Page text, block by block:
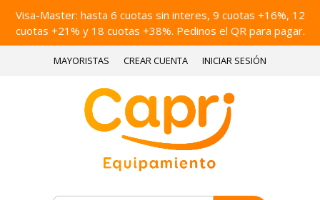
Visa-Master: hasta 6 cuotas sin interes, 9 cuotas +16%, 12
cuotas +21% y 18 cuotas +38%. Pedinos el QR para pagar.
MAYORISTAS CREAR CUENTA INICIAR SESIÓN